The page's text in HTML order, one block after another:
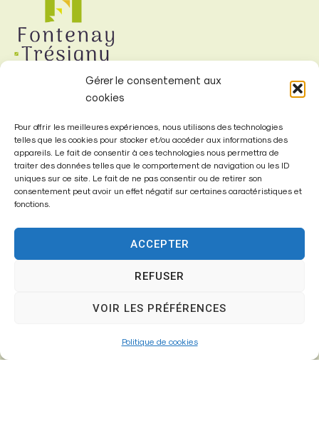
Gérer le consentement aux
cookies
Pour offrir les meilleures expériences, nous utilisons des technologies
telles que les cookies pour stocker et/ou accéder aux informations des
appareils. Le fait de consentir à ces technologies nous permettra de
traiter des données telles que le comportement de navigation ou les ID
uniques sur ce site. Le fait de ne pas consentir ou de retirer son
consentement peut avoir un effet négatif sur certaines caractéristiques et
fonctions.
ACCEPTER
REFUSER
VOIR LES PRÉFÉRENCES
Politique de cookies
Mairie de
Fontenay-Trésigny
Mairie,
26 Av. du Général de Gaulle
01 64 25 90 67
mairie@fontenay-tresigny.fr